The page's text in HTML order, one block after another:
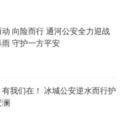
动 向险而行 通河公安全力迎战
雨 守护一方平安
有我们在！ 冰城公安逆水而行护